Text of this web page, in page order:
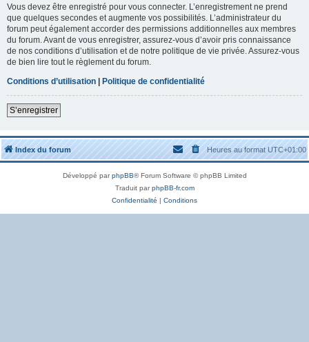
Vous devez être enregistré pour vous connecter. L’enregistrement ne prend
que quelques secondes et augmente vos possibilités. L’administrateur du
forum peut également accorder des permissions additionnelles aux membres
du forum. Avant de vous enregistrer, assurez-vous d’avoir pris connaissance
de nos conditions d’utilisation et de notre politique de vie privée. Assurez-vous
de bien lire tout le règlement du forum.
Conditions d’utilisation | Politique de confidentialité
S’enregistrer
Index du forum Heures au formatUTC+01:00
Développé parphpBB® Forum Software © phpBB Limited
Traduit parphpBB-fr.com
Confidentialité | Conditions